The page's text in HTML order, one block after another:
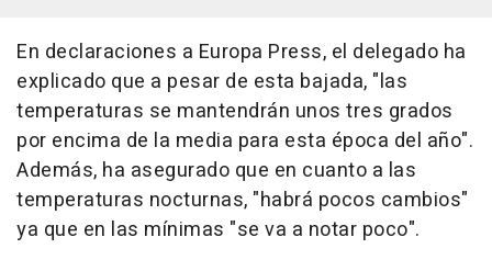
En declaraciones a Europa Press, el delegado ha
explicado que a pesar de esta bajada, "las
temperaturas se mantendrán unos tres grados
por encima de la media para esta época del año".
Además, ha asegurado que en cuanto a las
temperaturas nocturnas, "habrá pocos cambios"
ya que en las mínimas "se va a notar poco".